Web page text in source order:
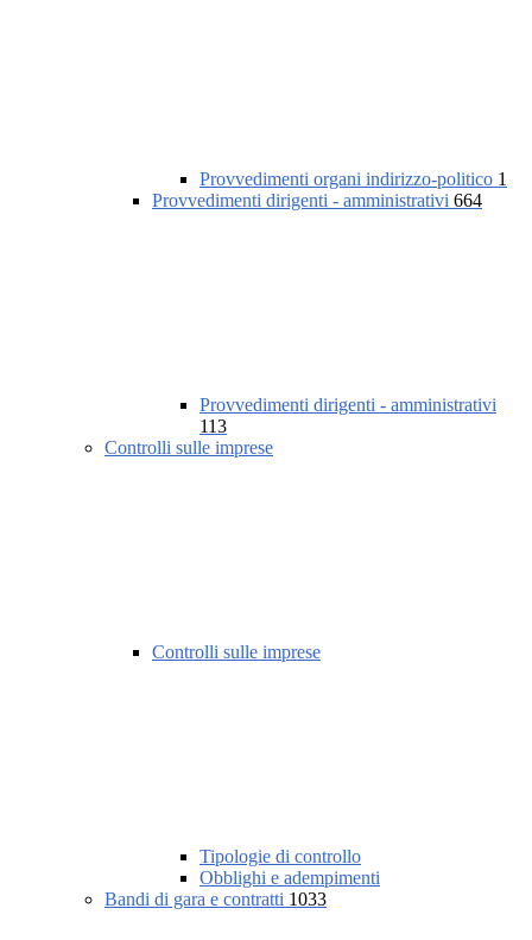
Provvedimenti organi indirizzo-politico 1
Provvedimenti dirigenti - amministrativi 664
Provvedimenti dirigenti - amministrativi
113
Controlli sulle imprese
Controlli sulle imprese
Tipologie di controllo
Obblighi e adempimenti
Bandi di gara e contratti 1033